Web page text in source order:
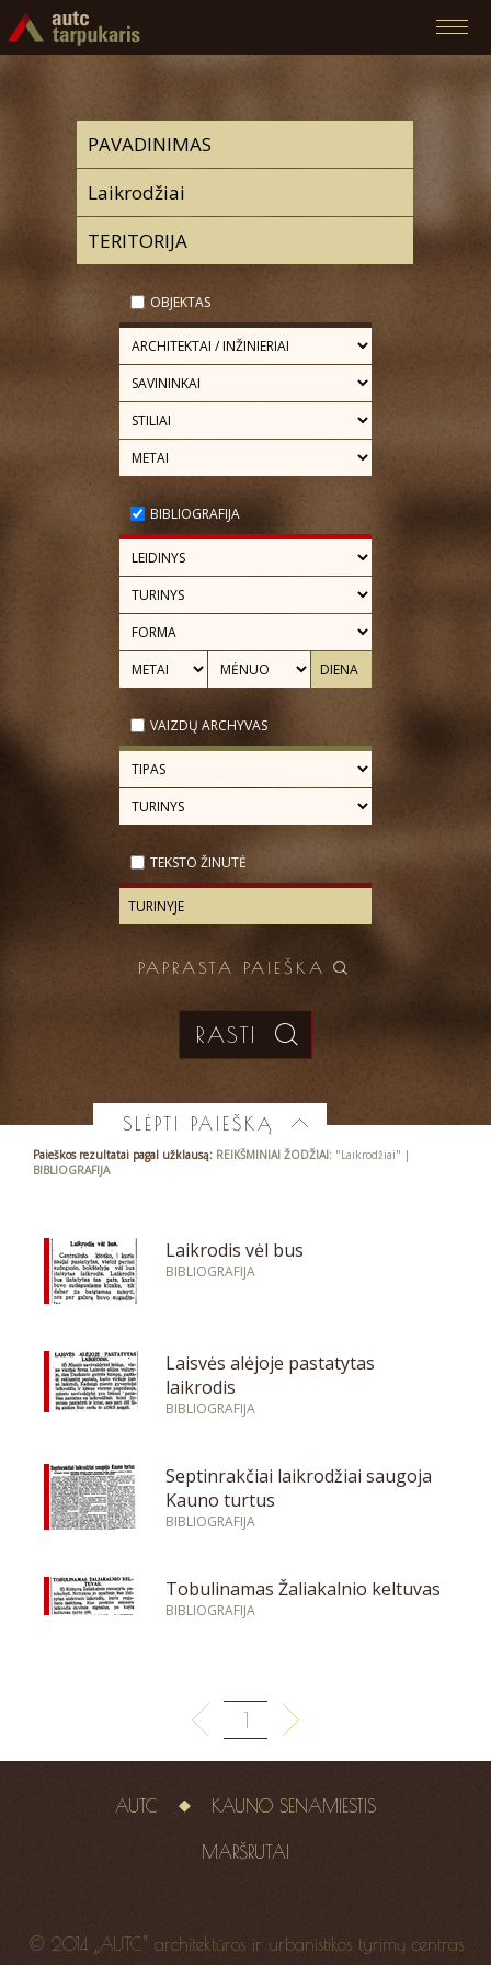
OBJEKTAS
BIBLIOGRAFIJA
VAIZDŲ ARCHYVAS
TEKSTO ŽINUTĖ
PAPRASTA PAIEŠKA
SLĖPTI PAIEŠKĄ
Paieškos rezultatai pagal užklausą: REIKŠMINIAI ŽODŽIAI: "Laikrodžiai" |
BIBLIOGRAFIJA
Laikrodis vėl bus
BIBLIOGRAFIJA
Laisvės alėjoje pastatytas
laikrodis
BIBLIOGRAFIJA
Septinrakčiai laikrodžiai saugoja
Kauno turtus
BIBLIOGRAFIJA
Tobulinamas Žaliakalnio keltuvas
BIBLIOGRAFIJA
1
AUTC KAUNO SENAMIESTIS
MARŠRUTAI
© 2014 „AUTC“ architektūros ir urbanistikos tyrimų centras